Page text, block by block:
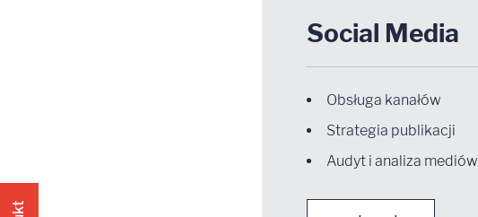
Social Media
Obsługa kanałów
Strategia publikacji
Audyt i analiza mediów